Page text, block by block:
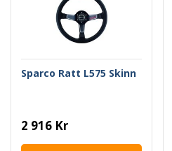
Sparco Ratt L575 Skinn
2 916 Kr